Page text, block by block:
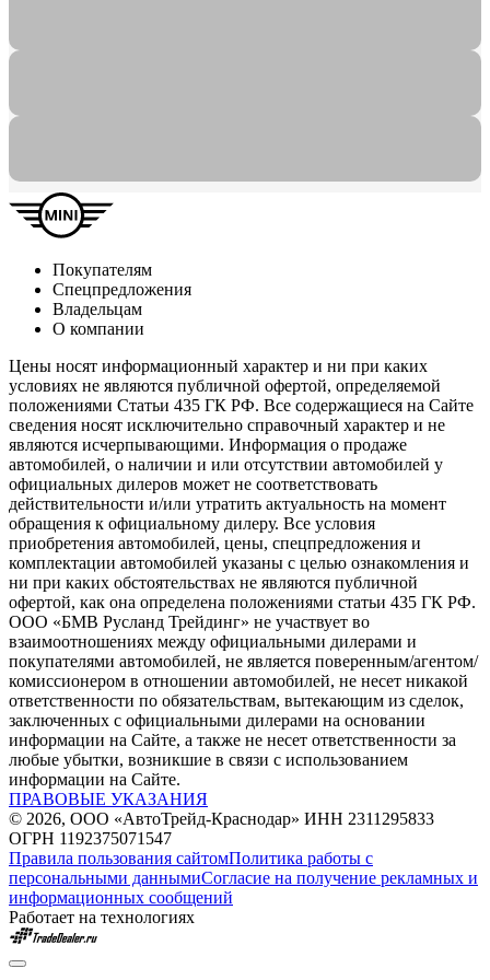
Покупателям
Спецпредложения
Владельцам
О компании
Цены носят информационный характер и ни при каких
условиях не являются публичной офертой, определяемой
положениями Статьи 435 ГК РФ. Все содержащиеся на Сайте
сведения носят исключительно справочный характер и не
являются исчерпывающими. Информация о продаже
автомобилей, о наличии и или отсутствии автомобилей у
официальных дилеров может не соответствовать
действительности и/или утратить актуальность на момент
обращения к официальному дилеру. Все условия
приобретения автомобилей, цены, спецпредложения и
комплектации автомобилей указаны с целью ознакомления и
ни при каких обстоятельствах не являются публичной
офертой, как она определена положениями статьи 435 ГК РФ.
ООО «БМВ Русланд Трейдинг» не участвует во
взаимоотношениях между официальными дилерами и
покупателями автомобилей, не является поверенным/агентом/
комиссионером в отношении автомобилей, не несет никакой
ответственности по обязательствам, вытекающим из сделок,
заключенных с официальными дилерами на основании
информации на Сайте, а также не несет ответственности за
любые убытки, возникшие в связи с использованием
информации на Сайте.
ПРАВОВЫЕ УКАЗАНИЯ
© 2026, ООО «АвтоТрейд-Краснодар» ИНН 2311295833
ОГРН 1192375071547
Правила пользования сайтомПолитика работы с
персональными даннымиСогласие на получение рекламных и
информационных сообщений
Работает на технологиях